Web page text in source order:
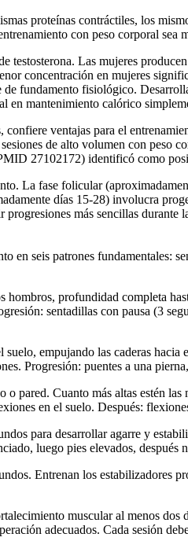
proteínas contráctiles, los
con peso corporal sea
Las mujeres
concentración en mujeres
fundamento fisiológico.
en mantenimiento calórico
ventajas para el
de alto volumen con
27102172) identificó como
La fase folicular
días 15-28) involucra
más sencillas
en seis patrones fundamentales:
hombros, profundidad completa
sentadillas con pausa (3
empujando las caderas
Progresión: puentes a una
pared. Cuanto más altas estén
en el suelo. Después:
para desarrollar agarre y
luego pies elevados, después
Entrenan los estabilizadores
muscular al menos dos
adecuados. Cada sesión